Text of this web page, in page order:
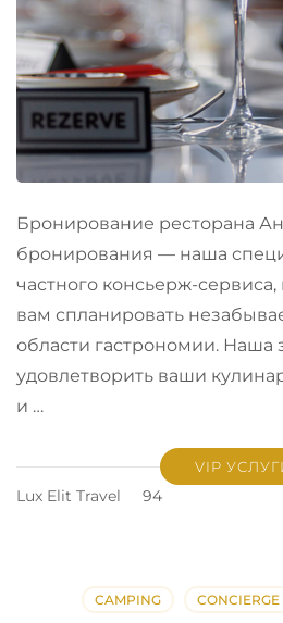
Бронирование ресторана
бронирования — наша
частного консьерж-
вам спланировать
области гастрономии. Наша
удовлетворить ваши
и …
VIP
Lux Elit Travel 94
CAMPING CONCIERGE